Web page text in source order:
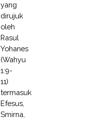
yang
dirujuk
oleh
Rasul
Yohanes
(Wahyu
1:9-
11)
termasuk
Efesus,
Smirna,